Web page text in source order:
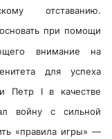
отставанию.
при помощи
внимание на
для успеха
Петр I в качестве
войну с сильной
«правила игры» —